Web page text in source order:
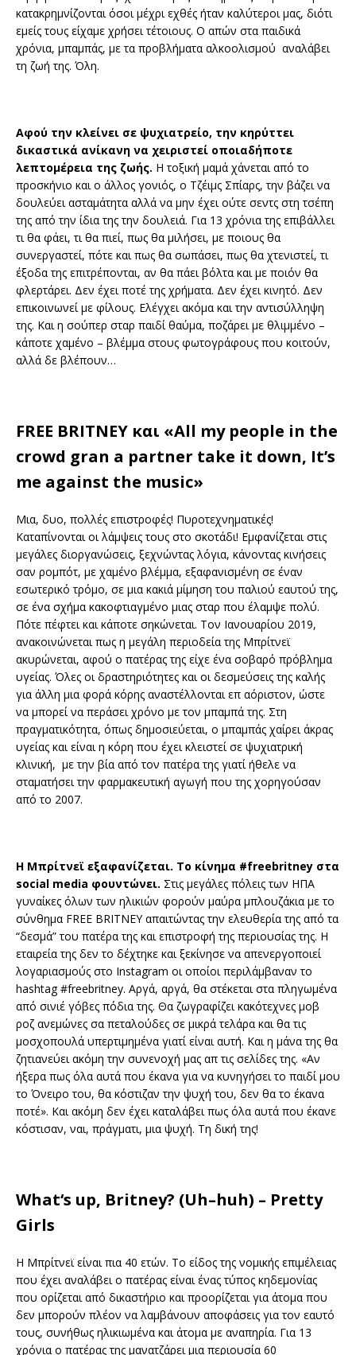
κατακρημνίζονται όσοι μέχρι εχθές ήταν καλύτεροι μας, διότι
εμείς τους είχαμε χρήσει τέτοιους. Ο απών στα παιδικά
χρόνια, μπαμπάς, με τα προβλήματα αλκοολισμού αναλάβει
τη ζωή της. Όλη.
Αφού την κλείνει σε ψυχιατρείο, την κηρύττει
δικαστικά ανίκανη να χειριστεί οποιαδήποτε
λεπτομέρεια της ζωής. Η τοξική μαμά χάνεται από το
προσκήνιο και ο άλλος γονιός, ο Τζέιμς Σπίαρς, την βάζει να
δουλεύει ασταμάτητα αλλά να μην έχει ούτε σεντς στη τσέπη
της από την ίδια της την δουλειά. Για 13 χρόνια της επιβάλλει
τι θα φάει, τι θα πιεί, πως θα μιλήσει, με ποιους θα
συνεργαστεί, πότε και πως θα σωπάσει, πως θα χτενιστεί, τι
έξοδα της επιτρέπονται, αν θα πάει βόλτα και με ποιόν θα
φλερτάρει. Δεν έχει ποτέ της χρήματα. Δεν έχει κινητό. Δεν
επικοινωνεί με φίλους. Ελέγχει ακόμα και την αντισύλληψη
της. Και η σούπερ σταρ παιδί θαύμα, ποζάρει με θλιμμένο –
κάποτε χαμένο – βλέμμα στους φωτογράφους που κοιτούν,
αλλά δε βλέπουν…
FREE BRITNEY και «All my people in the
crowd gran a partner take it down, It’s
me against the music»
Μια, δυο, πολλές επιστροφές! Πυροτεχνηματικές!
Καταπίνονται οι λάμψεις τους στο σκοτάδι! Εμφανίζεται στις
μεγάλες διοργανώσεις, ξεχνώντας λόγια, κάνοντας κινήσεις
σαν ρομπότ, με χαμένο βλέμμα, εξαφανισμένη σε έναν
εσωτερικό τρόμο, σε μια κακιά μίμηση του παλιού εαυτού της,
σε ένα σχήμα κακοφτιαγμένο μιας σταρ που έλαμψε πολύ.
Πότε πέφτει και κάποτε σηκώνεται. Τον Ιανουαρίου 2019,
ανακοινώνεται πως η μεγάλη περιοδεία της Μπρίτνεϊ
ακυρώνεται, αφού ο πατέρας της είχε ένα σοβαρό πρόβλημα
υγείας. Όλες οι δραστηριότητες και οι δεσμεύσεις της καλής
για άλλη μια φορά κόρης αναστέλλονται επ αόριστον, ώστε
να μπορεί να περάσει χρόνο με τον μπαμπά της. Στη
πραγματικότητα, όπως δημοσιεύεται, ο μπαμπάς χαίρει άκρας
υγείας και είναι η κόρη που έχει κλειστεί σε ψυχιατρική
κλινική, με την βία από τον πατέρα της γιατί ήθελε να
σταματήσει την φαρμακευτική αγωγή που της χορηγούσαν
από το 2007.
Η Μπρίτνεϊ εξαφανίζεται. Το κίνημα #freebritney στα
social media φουντώνει. Στις μεγάλες πόλεις των ΗΠΑ
γυναίκες όλων των ηλικιών φορούν μαύρα μπλουζάκια με το
σύνθημα FREE BRITNEY απαιτώντας την ελευθερία της από τα
“δεσμά” του πατέρα της και επιστροφή της περιουσίας της. Η
εταιρεία της δεν το δέχτηκε και ξεκίνησε να απενεργοποιεί
λογαριασμούς στο Instagram οι οποίοι περιλάμβαναν το
hashtag #freebritney. Αργά, αργά, θα στέκεται στα πληγωμένα
από σινιέ γόβες πόδια της. Θα ζωγραφίζει κακότεχνες μοβ
ροζ ανεμώνες σα πεταλούδες σε μικρά τελάρα και θα τις
μοσχοπουλά υπερτιμημένα γιατί είναι αυτή. Και η μάνα της θα
ζητιανεύει ακόμη την συνενοχή μας απ τις σελίδες της. «Αν
ήξερα πως όλα αυτά που έκανα για να κυνηγήσει το παιδί μου
το Όνειρο του, θα κόστιζαν την ψυχή του, δεν θα το έκανα
ποτέ». Και ακόμη δεν έχει καταλάβει πως όλα αυτά που έκανε
κόστισαν, ναι, πράγματι, μια ψυχή. Τη δική της!
What‘s up, Britney? (Uh–huh) – Pretty
Girls
Η Μπρίτνεϊ είναι πια 40 ετών. Το είδος της νομικής επιμέλειας
που έχει αναλάβει ο πατέρας είναι ένας τύπος κηδεμονίας
που ορίζεται από δικαστήριο και προορίζεται για άτομα που
δεν μπορούν πλέον να λαμβάνουν αποφάσεις για τον εαυτό
τους, συνήθως ηλικιωμένα και άτομα με αναπηρία. Για 13
χρόνια ο πατέρας της μανατζάρει μια περιουσία 60